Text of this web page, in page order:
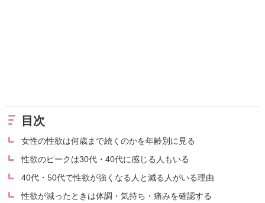
目次
女性の性欲は何歳まで続くのかを年齢別に見る
性欲のピークは30代・40代に感じる人もいる
40代・50代で性欲が強くなる人と減る人がいる理由
性欲が減ったときは体調・気持ち・痛みを確認する